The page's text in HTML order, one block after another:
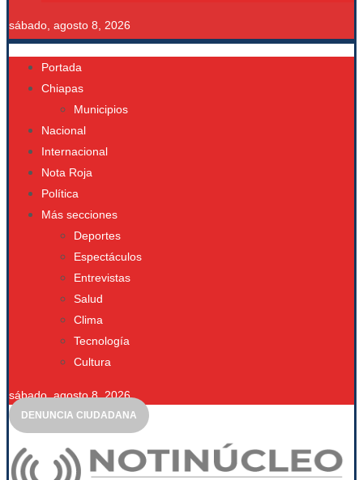
sábado, agosto 8, 2026
Portada
Chiapas
Municipios
Nacional
Internacional
Nota Roja
Política
Más secciones
Deportes
Espectáculos
Entrevistas
Salud
Clima
Tecnología
Cultura
sábado, agosto 8, 2026
DENUNCIA CIUDADANA